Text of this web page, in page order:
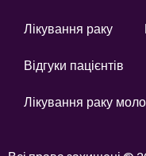
Лікування раку
Відгуки пацієнтів
Лікування раку